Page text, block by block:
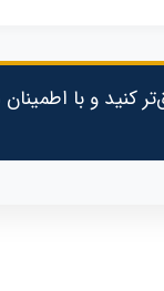
کنید و با اطمینان